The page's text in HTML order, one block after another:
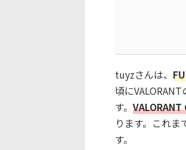
tuyzさんは、
頃に
す。
ります。これ
す。